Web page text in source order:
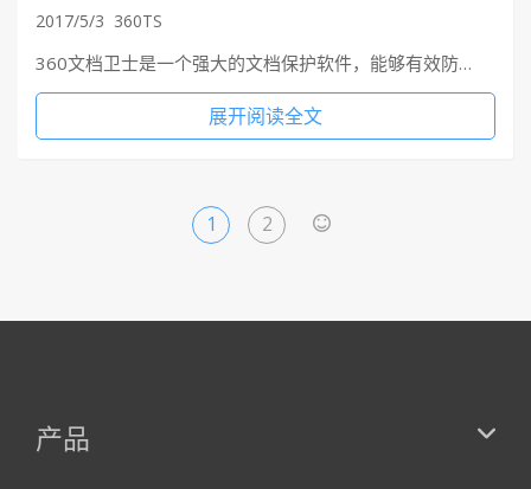
2017/5/3 360TS
360文档卫士是一个强大的文档保护软件，能够有效防…
展开阅读全文
1 2
产品